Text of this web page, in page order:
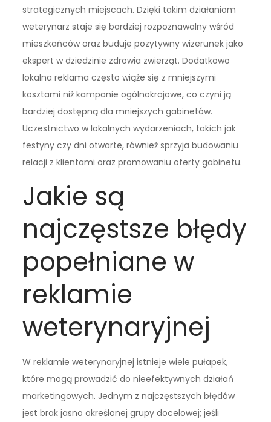
strategicznych miejscach. Dzięki takim działaniom
weterynarz staje się bardziej rozpoznawalny wśród
mieszkańców oraz buduje pozytywny wizerunek jako
ekspert w dziedzinie zdrowia zwierząt. Dodatkowo
lokalna reklama często wiąże się z mniejszymi
kosztami niż kampanie ogólnokrajowe, co czyni ją
bardziej dostępną dla mniejszych gabinetów.
Uczestnictwo w lokalnych wydarzeniach, takich jak
festyny czy dni otwarte, również sprzyja budowaniu
relacji z klientami oraz promowaniu oferty gabinetu.
Jakie są
najczęstsze błędy
popełniane w
reklamie
weterynaryjnej
W reklamie weterynaryjnej istnieje wiele pułapek,
które mogą prowadzić do nieefektywnych działań
marketingowych. Jednym z najczęstszych błędów
jest brak jasno określonej grupy docelowej; jeśli